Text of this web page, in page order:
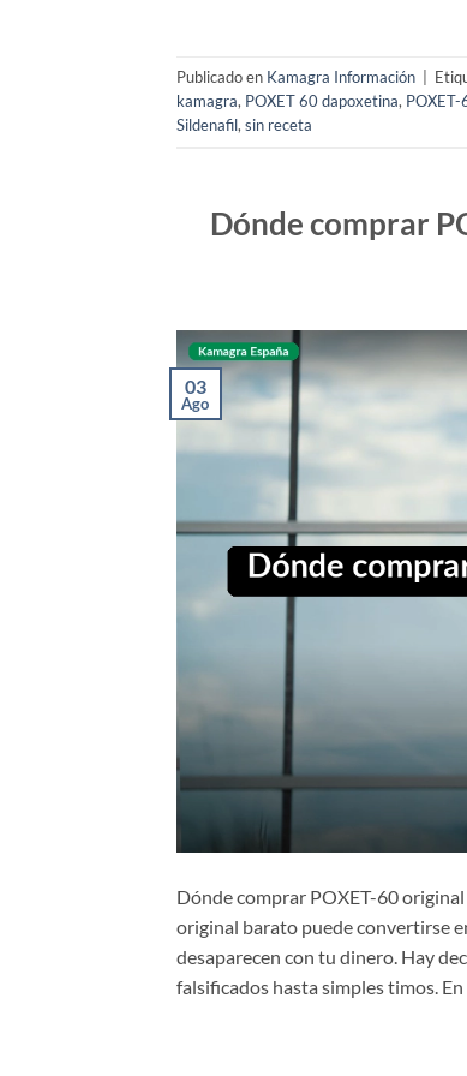
Publicado en Kamagra Información
kamagra, POXET 60 dapoxetina, POXET-
Sildenafil, sin receta
Dónde comprar
03
Ago
Dónde comprar POXET-60
original barato puede convertirse
desaparecen con tu dinero. Hay
falsificados hasta simples timos.